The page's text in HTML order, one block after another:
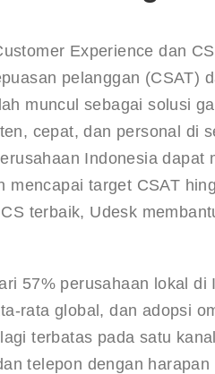
Experience dan
pelanggan (CSAT)
muncul sebagai solusi
cepat, dan personal di
Indonesia dapat
mencapai target CSAT
terbaik, Udesk
57% perusahaan lokal
rata global, dan adopsi
terbatas pada satu
telepon dengan